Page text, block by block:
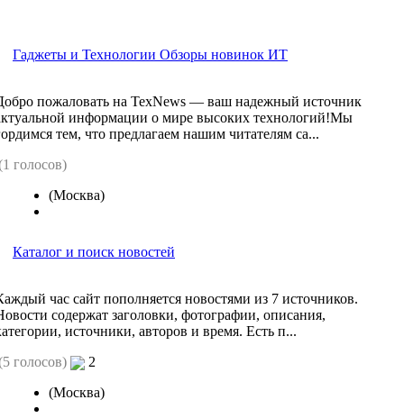
Гаджеты и Технологии Обзоры новинок ИТ
пожаловать на TexNews — ваш надежный источник
информации о мире высоких технологий!Мы
тем, что предлагаем нашим читателям са...
голосов)
(Москва)
Каталог и поиск новостей
час сайт пополняется новостями из 7 источников.
содержат заголовки, фотографии, описания,
источники, авторов и время. Есть п...
голосов)
2
(Москва)